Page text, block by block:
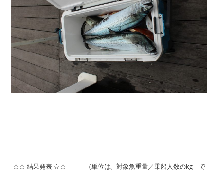
☆☆ 結果発表 ☆☆
（単位は、対象魚重量／乗船人数のkg で